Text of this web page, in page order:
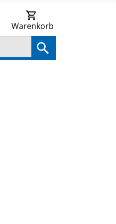
Warenkorb